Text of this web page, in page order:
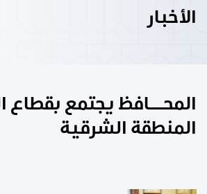
الأخبار
المحــــافظ يجتمع
المنطقة الشرقية